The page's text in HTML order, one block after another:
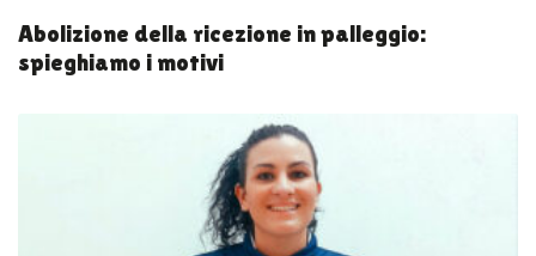
Abolizione della ricezione in palleggio:
spieghiamo i motivi